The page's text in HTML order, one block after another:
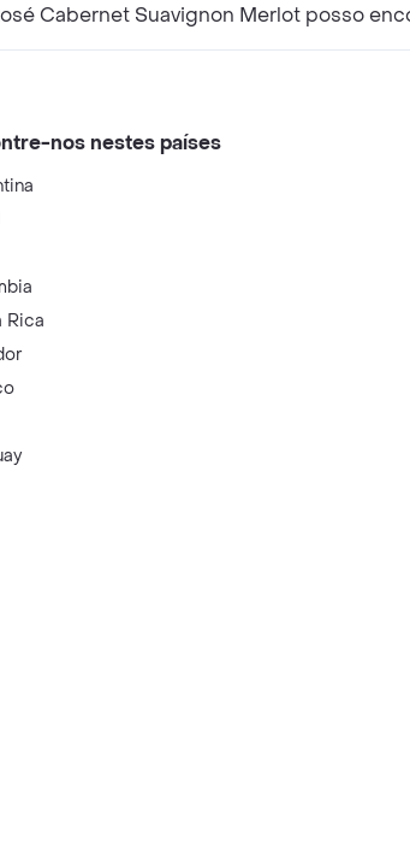
Cabernet Suavignon Merlot posso
nos nestes países
Rica